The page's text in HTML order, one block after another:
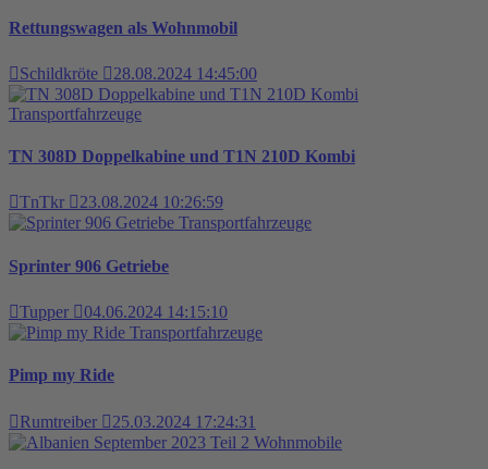
Rettungswagen als Wohnmobil
Schildkröte 28.08.2024 14:45:00
Transportfahrzeuge
TN 308D Doppelkabine und T1N 210D Kombi
TnTkr
23.08.2024 10:26:59
Transportfahrzeuge
Sprinter 906 Getriebe
Tupper
04.06.2024 14:15:10
Transportfahrzeuge
Pimp my Ride
Rumtreiber
25.03.2024 17:24:31
Wohnmobile